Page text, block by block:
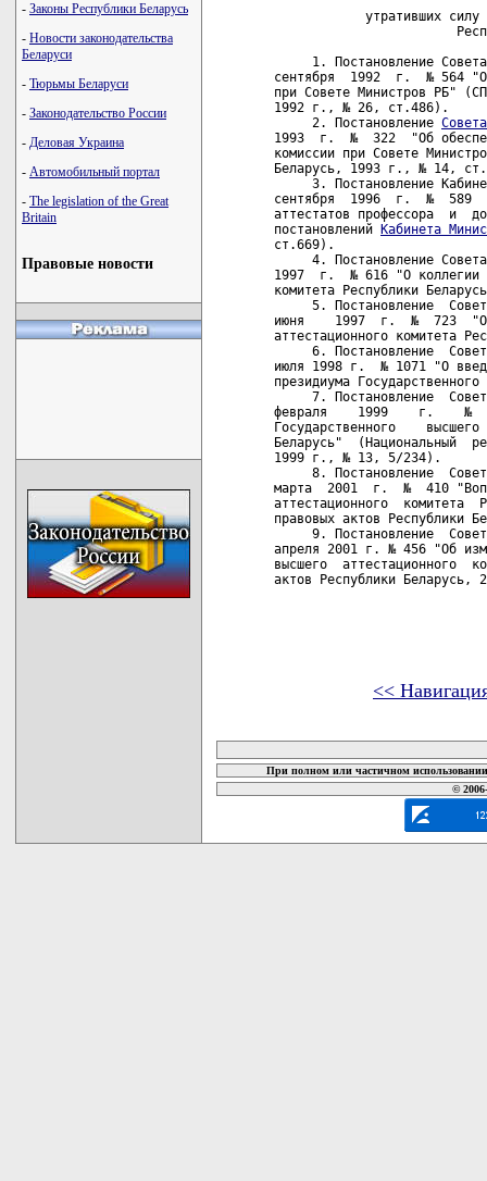
- Законы Республики Беларусь
- Новости законодательства
Беларуси
- Тюрьмы Беларуси
- Законодательство России
- Деловая Украина
- Автомобильный портал
- The legislation of the Great
Britain
Правовые новости
утративших силу
1. Постановление
сентября  1992  г.  № 564 "О
при Совете Министров РБ"
1992 г., № 26, ст.486).
     2. Постановление
1993  г.  №  322  "Об
комиссии при Совете
Беларусь, 1993 г., № 14,
3. Постановление
сентября  1996  г.  №  589
аттестатов профессора  и
постановлений
Кабинета
ст.669).
4. Постановление
1997  г.  № 616 "О коллегии
комитета Республики
5. Постановление
июня    1997  г.  №  723  "О
аттестационного комитета
6. Постановление
июля 1998 г.  № 1071 "О
президиума
7. Постановление
февраля    1999    г.    №
Государственного
Беларусь"  (Национальный
1999 г., № 13, 5/234).
8. Постановление
марта  2001  г.  №  410
аттестационного  комитета
правовых актов
9. Постановление
апреля 2001 г. № 456 "Об
высшего  аттестационного
актов Республики
<<
При полном или частичном
©